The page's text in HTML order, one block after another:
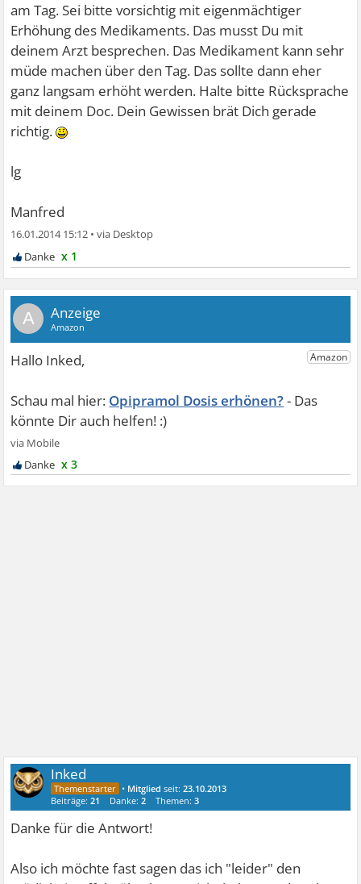
am Tag. Sei bitte vorsichtig mit eigenmächtiger
Erhöhung des Medikaments. Das musst Du mit
deinem Arzt besprechen. Das Medikament kann sehr
müde machen über den Tag. Das sollte dann eher
ganz langsam erhöht werden. Halte bitte Rücksprache
mit deinem Doc. Dein Gewissen brät Dich gerade
richtig.
lg
Manfred
16.01.2014 15:12 •
x 1
A
Opipramol Dosis erhönen?
x 3
Inked
• Mitglied seit:23.10.2013
Beiträge:21 Danke:2 Themen:3
Danke für die Antwort!
Also ich möchte fast sagen das ich "leider" den